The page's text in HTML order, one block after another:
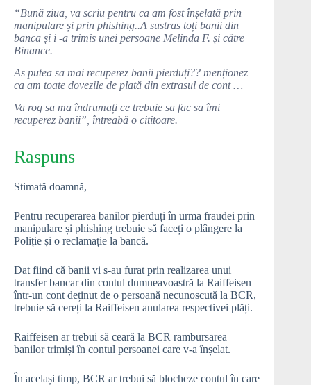
“Bună ziua, va scriu pentru ca am fost înșelată prin
manipulare și prin phishing..A sustras toți banii din
banca și i -a trimis unei persoane Melinda F. și către
Binance.
As putea sa mai recuperez banii pierduți?? menționez
ca am toate dovezile de plată din extrasul de cont …
Va rog sa ma îndrumați ce trebuie sa fac sa îmi
recuperez banii”, întreabă o cititoare.
Raspuns
Stimată doamnă,
Pentru recuperarea banilor pierduți în urma fraudei prin
manipulare și phishing trebuie să faceți o plângere la
Poliție și o reclamație la bancă.
Dat fiind că banii vi s-au furat prin realizarea unui
transfer bancar din contul dumneavoastră la Raiffeisen
într-un cont deținut de o persoană necunoscută la BCR,
trebuie să cereți la Raiffeisen anularea respectivei plăți.
Raiffeisen ar trebui să ceară la BCR rambursarea
banilor trimiși în contul persoanei care v-a înșelat.
În același timp, BCR ar trebui să blocheze contul în care